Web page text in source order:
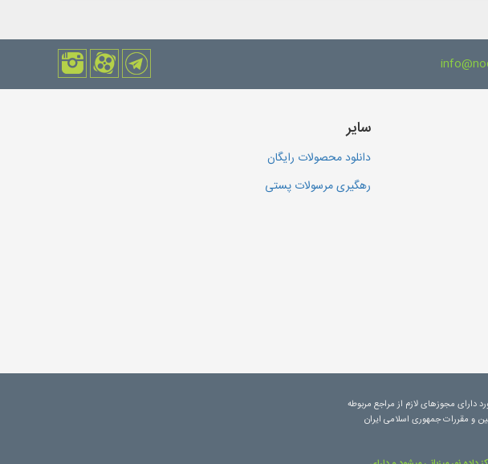
سایر
دانلود محصولات رایگان
رهگیری مرسولات پستی
دارای مجوزهای لازم از مراجع مربوطه
و مقررات جمهوری اسلامی ایران